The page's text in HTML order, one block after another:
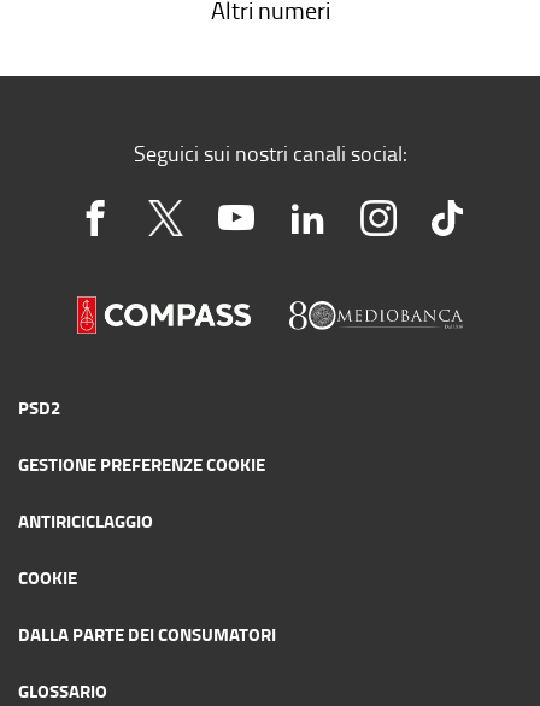
Altri numeri
Seguici sui nostri canali social:
PSD2
GESTIONE PREFERENZE COOKIE
ANTIRICICLAGGIO
COOKIE
DALLA PARTE DEI CONSUMATORI
GLOSSARIO